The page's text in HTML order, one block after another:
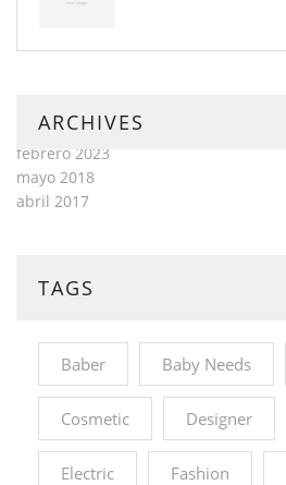
ARCHIVES
febrero 2023
mayo 2018
abril 2017
TAGS
Baber Baby Needs
Cosmetic Designer
Electric Fashion